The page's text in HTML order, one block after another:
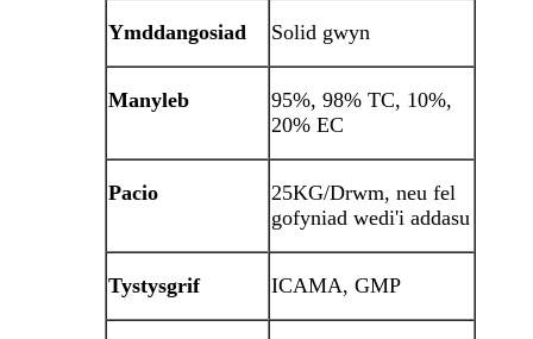
Ymddangosiad Solid gwyn
Manyleb
95%, 98% TC, 10%,
20% EC
Pacio
25KG/Drwm, neu fel
gofyniad wedi'i addasu
Tystysgrif ICAMA, GMP